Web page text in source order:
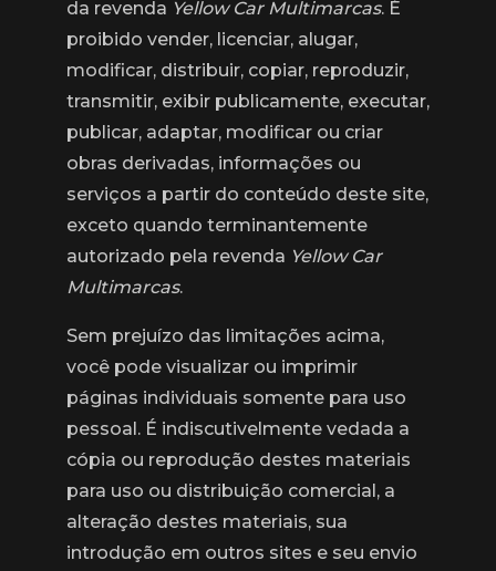
da revenda Yellow Car Multimarcas. É
proibido vender, licenciar, alugar,
modificar, distribuir, copiar, reproduzir,
transmitir, exibir publicamente, executar,
publicar, adaptar, modificar ou criar
obras derivadas, informações ou
serviços a partir do conteúdo deste site,
exceto quando terminantemente
autorizado pela revenda Yellow Car
Multimarcas.
Sem prejuízo das limitações acima,
você pode visualizar ou imprimir
páginas individuais somente para uso
pessoal. É indiscutivelmente vedada a
cópia ou reprodução destes materiais
para uso ou distribuição comercial, a
alteração destes materiais, sua
introdução em outros sites e seu envio